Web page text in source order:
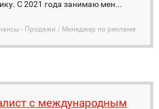
С 2021 года занимаю мен...
- Продажи / Менеджер по рекламе
с международным